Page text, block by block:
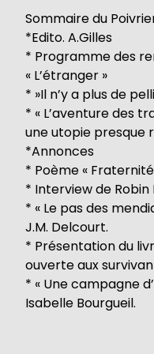
Sommaire du
*Edito. A.Gilles
* Programme des
« L’étranger »
* »Il n’y a plus de
* « L’aventure des
une utopie presque
*Annonces
* Poème «
* Interview de Robin
* « Le pas des
J.M. Delcourt.
* Présentation du
ouverte aux
* « Une campagne
Isabelle Bourgueil.